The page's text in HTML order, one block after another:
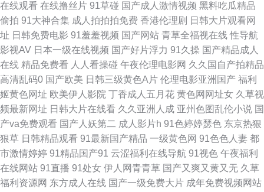
草欧美第一页 91激情双飞 韩国表态av 色先锋AVAV 含羞草福利姬 香蕉视频
国产探花AV在线 日本大片中文字幕 青久草91 变态另类天堂 欧美日韩免费A
级 91豆花成人片 国产精品久久伊人 97新网址 欧美成人干 91综合在线视频
九一视频在看 午夜福利站 国产51自产区 日本Aⅴ在线观看 91颜色的官网 久
草久色首页 avtb麻豆花绯 欧日韩123 99桃色色首页 久久天天夜夜肏逼 亚洲
另类春色 成人在线一区二区 三级AV免费 AV韩日 欧美精品性交 成人日韩色
在线观看 在线撸丝片 91草碰 国产成人激情视频 黑料吃瓜精品
偷拍 91大神合集 成人拍拍拍免费 香港伦理剧 日韩大片观看网
址 日韩免费电影 91羞羞视频 国产网站 青草全福视在线 性导航
影视AV 日本一级在线视频 国产好片浮力 91久操 国产精品成人
在线 精品免费看 人人看操碰 午夜伦理电影网 久久国自产拍精品
高清乱码0 国产欧美 日韩三级黄色A片 伦理电影亚洲国产 福利
姬黄色网址 欧美伊人影院 丁香成人五月花 黄色网网址女 久草视
频最新网址 日韩大片在线看 久久亚洲人成 亚州色图乱伦小说 国
产va免费观看 国产人妖第二 成人影片h 91色婷婷瑟色 东京热狠
狠草 日韩精品观看 91最新国产精品 一级黄色网 91色色人妻 都
市激情婷婷 91精品国产91 云涩福利在线导航 91视色 午夜福利
在线网站 91直播 91处女 伊人网青青草 国产又爽又黄又无 久草
福利资源网 东方成人在线 国产一级免费大片 成年免费视频网站